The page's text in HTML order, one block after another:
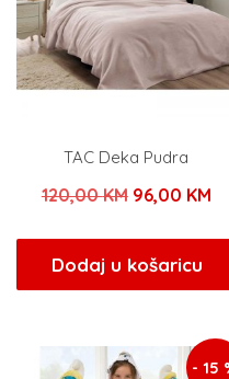
TAC Deka Pudra
120,00KM Izvorna
bila
je:
96,00 KM
Dodaj u košaricu
- 15